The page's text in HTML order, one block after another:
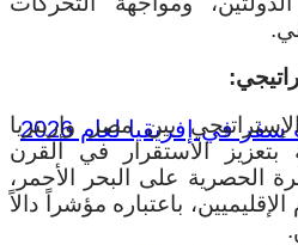
بين مصر وإريتريا
الاستقرار في القرن
الحصرية على البحر الأحمر،
باعتباره مؤشراً دالاً